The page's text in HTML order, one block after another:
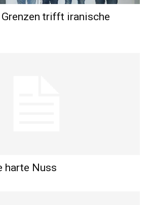
Grenzen trifft iranische
harte Nuss